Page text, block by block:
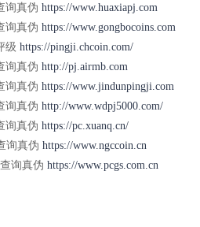
询真伪 https://www.huaxiapj.com
询真伪 https://www.gongbocoins.com
级 https://pingji.chcoin.com/
询真伪 http://pj.airmb.com
询真伪 https://www.jindunpingji.com
询真伪 http://www.wdpj5000.com/
询真伪 https://pc.xuanq.cn/
询真伪 https://www.ngccoin.cn
询真伪 https://www.pcgs.com.cn